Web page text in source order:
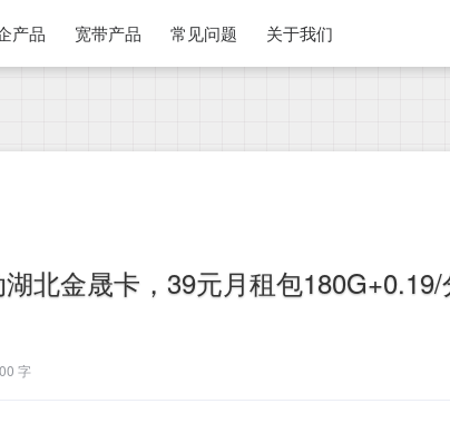
产品 宽带产品 常见问题 关于我们
北金晟卡，39元月租包180G+0.19/
字